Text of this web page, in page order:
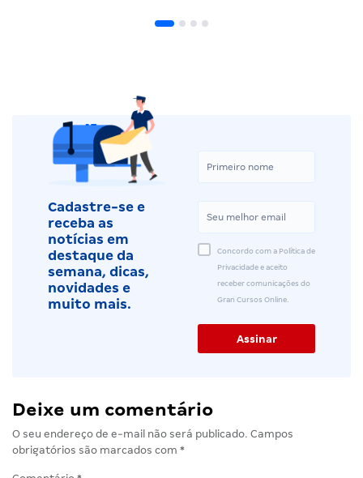
Cadastre-se e
receba as
notícias em
destaque da
semana, dicas,
novidades e
muito mais.
Concordo com a Política de
Privacidade e aceito
receber comunicações do
Gran Cursos Online.
Deixe um comentário
O seu endereço de e-mail não será publicado. Campos
obrigatórios são marcados com *